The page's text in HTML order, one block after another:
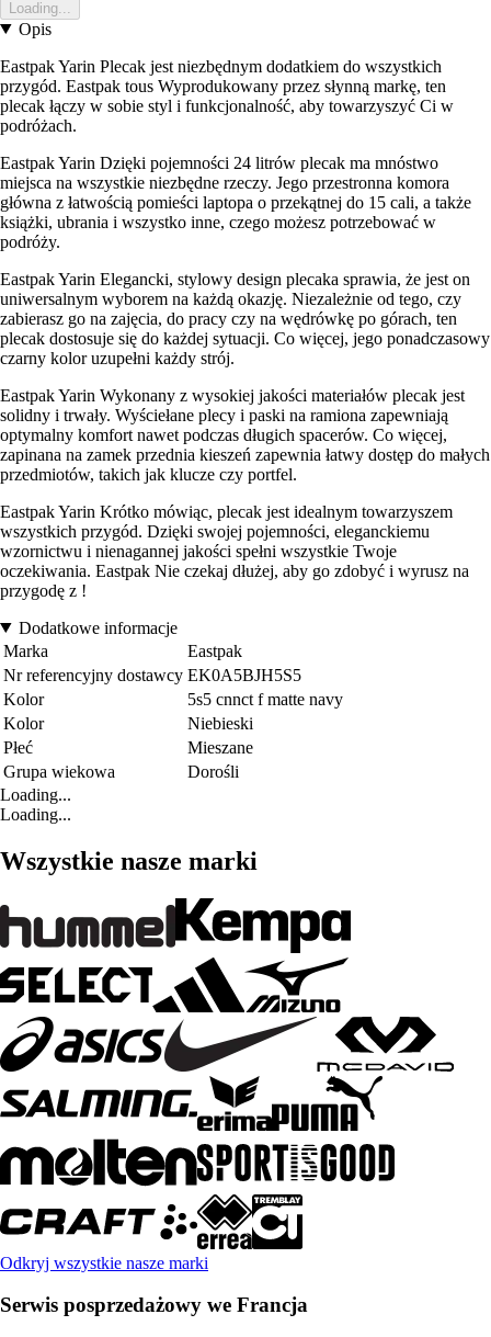
Loading...
Opis
Eastpak Yarin Plecak jest niezbędnym dodatkiem do wszystkich
przygód. Eastpak tous Wyprodukowany przez słynną markę, ten
plecak łączy w sobie styl i funkcjonalność, aby towarzyszyć Ci w
podróżach.
Eastpak Yarin Dzięki pojemności 24 litrów plecak ma mnóstwo
miejsca na wszystkie niezbędne rzeczy. Jego przestronna komora
główna z łatwością pomieści laptopa o przekątnej do 15 cali, a także
książki, ubrania i wszystko inne, czego możesz potrzebować w
podróży.
Eastpak Yarin Elegancki, stylowy design plecaka sprawia, że jest on
uniwersalnym wyborem na każdą okazję. Niezależnie od tego, czy
zabierasz go na zajęcia, do pracy czy na wędrówkę po górach, ten
plecak dostosuje się do każdej sytuacji. Co więcej, jego ponadczasowy
czarny kolor uzupełni każdy strój.
Eastpak Yarin Wykonany z wysokiej jakości materiałów plecak jest
solidny i trwały. Wyściełane plecy i paski na ramiona zapewniają
optymalny komfort nawet podczas długich spacerów. Co więcej,
zapinana na zamek przednia kieszeń zapewnia łatwy dostęp do małych
przedmiotów, takich jak klucze czy portfel.
Eastpak Yarin Krótko mówiąc, plecak jest idealnym towarzyszem
wszystkich przygód. Dzięki swojej pojemności, eleganckiemu
wzornictwu i nienagannej jakości spełni wszystkie Twoje
oczekiwania. Eastpak Nie czekaj dłużej, aby go zdobyć i wyrusz na
przygodę z !
Dodatkowe informacje
Marka
Eastpak
Nr referencyjny dostawcy EK0A5BJH5S5
Kolor
5s5 cnnct f matte navy
Kolor
Niebieski
Płeć
Mieszane
Grupa wiekowa
Dorośli
Loading...
Loading...
Wszystkie nasze marki
Odkryj wszystkie nasze marki
Serwis posprzedażowy we Francja